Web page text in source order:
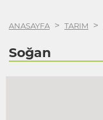
ANASAYFA > TARIM >
Soğan